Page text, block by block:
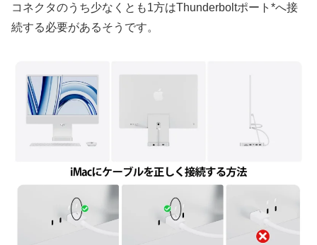
コネクタのうち少なくとも1方はThunderboltポート*へ接
続する必要があるそうです。